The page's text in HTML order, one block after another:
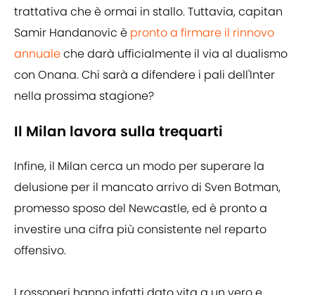
trattativa che è ormai in stallo. Tuttavia, capitan
Samir Handanovic è pronto a firmare il rinnovo
annualeche darà ufficialmente il via al dualismo
con Onana. Chi sarà a difendere i pali dell'Inter
nella prossima stagione?
Il Milan lavora sulla trequarti
Infine, il Milan cerca un modo per superare la
delusione per il mancato arrivo di Sven Botman,
promesso sposo del Newcastle, ed è pronto a
investire una cifra più consistente nel reparto
offensivo.